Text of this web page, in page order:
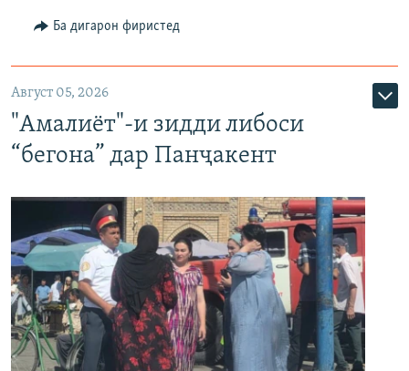
Ба дигарон фиристед
Август 05, 2026
"Амалиёт"-и зидди либоси
“бегона” дар Панҷакент